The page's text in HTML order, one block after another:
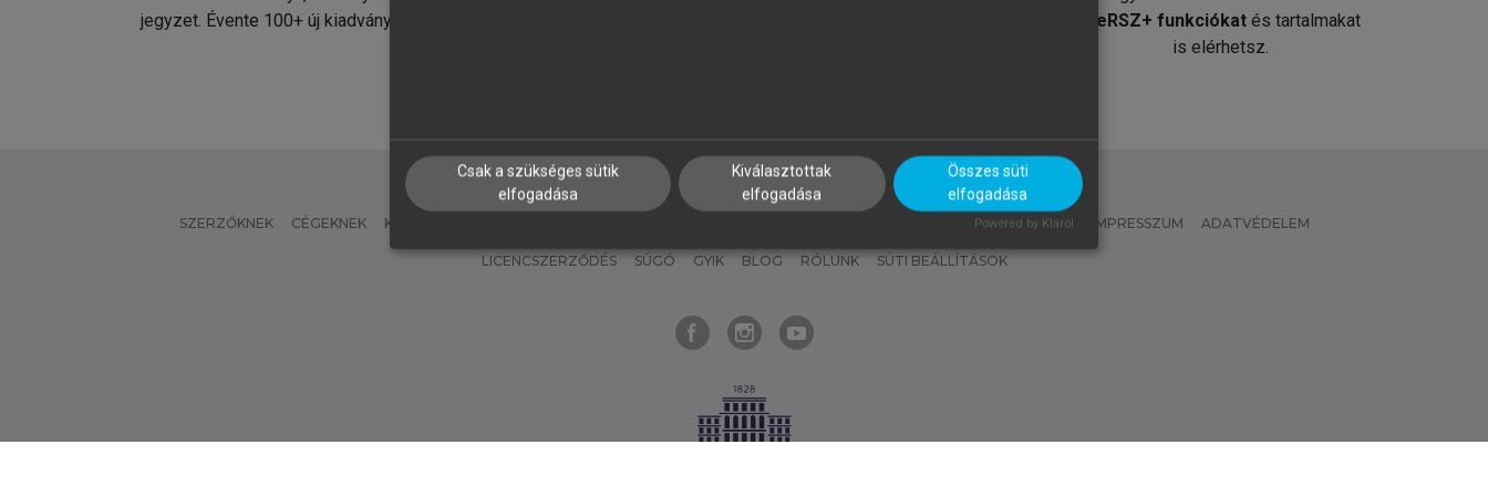
jegyzet. Évente 100+ új kiadvány.
MeRSZ+ funkciókat és tartalmakat
is elérhetsz.
SZERZŐKNEK CÉGEKNEK KÖNYVTÁROSOKNAK MI – ÁLTALÁNOS IRÁNYELVEK IMPRESSZUM ADATVÉDELEM
LICENCSZERZŐDÉS SÚGÓ GYIK BLOG RÓLUNK SÜTI BEÁLLÍTÁSOK
Csak a szükséges sütik
elfogadása
Kiválasztottak
elfogadása
Összes süti
elfogadása
Powered by Klaro!